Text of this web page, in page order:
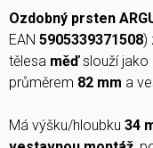
Ozdobný prsten
EAN 5905339371508)
tělesa měďslouží jako
průměrem 82 mm a
Má výšku/hloubku 34